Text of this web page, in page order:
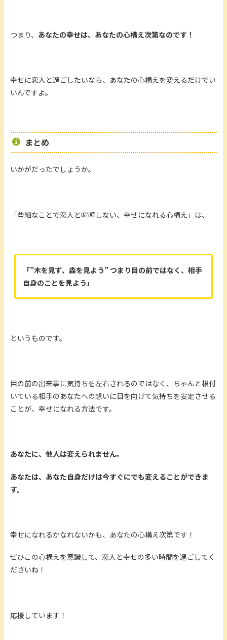
つまり、 あなたの幸せは、あなたの心構え次第なのです！
幸せに恋人と過ごしたいなら、あなたの心構えを変えるだけでい
いんですよ。
まとめ
いかがだったでしょうか。
「些細なことで恋人と喧嘩しない、幸せになれる心構え」は、
「”木を見ず、森を見よう” つまり目の前ではなく、相手
自身のことを見よう」
というものです。
目の前の出来事に気持ちを左右されるのではなく、ちゃんと根付
いている相手のあなたへの想いに目を向けて気持ちを安定させる
ことが、幸せになれる方法です。
あなたに、他人は変えられません。
あなたは、あなた自身だけは今すぐにでも変えることができま
す。
幸せになれるかなれないかも、あなたの心構え次第です！
ぜひこの心構えを意識して、恋人と幸せの多い時間を過ごしてく
ださいね！
応援しています！